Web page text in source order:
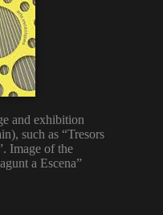
and exhibition
such as “Tresors
Image of the
a Escena”